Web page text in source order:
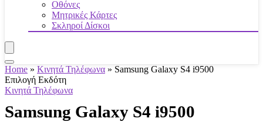
Οθόνες
Μητρικές Κάρτες
Σκληροί Δίσκοι
Home » Κινητά Τηλέφωνα » Samsung Galaxy S4 i9500
Επιλογή Εκδότη
Κινητά Τηλέφωνα
Samsung Galaxy S4 i9500